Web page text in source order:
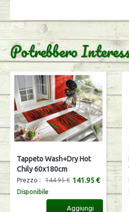
Potrebbero
Tappeto Wash+Dry Hot
Chily 60x180cm
Prezzo : 141.95 €
144.95 €
Disponibile
Aggiungi